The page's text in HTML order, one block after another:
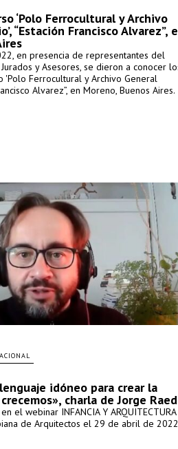
‘Polo Ferrocultural y Archivo
“Estación Francisco Alvarez”,
en presencia de representantes del
y Asesores, se dieron a conocer
'Polo Ferrocultural y Archivo General
Alvarez”, en Moreno, Buenos Aires.
idóneo para crear la
charla de Jorge
el webinar INFANCIA Y ARQUITECTURA
de Arquitectos el 29 de abril de